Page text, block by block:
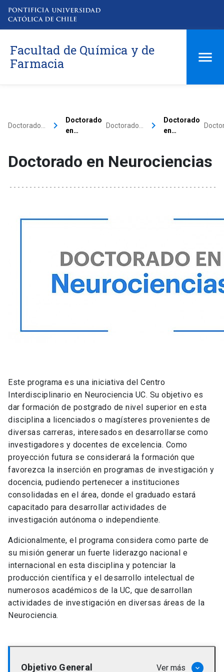
Facultad de Química y de
Farmacia
Doctorado… keyboard_arrow_right
Doctorado
en…
Doctorado… keyboard_arrow_right
Doctorado
en…
Doctorado en Neurociencias
Este programa es una iniciativa del Centro
Interdisciplinario en Neurociencia UC. Su objetivo es
dar formación de postgrado de nivel superior en esta
disciplina a licenciados o magísteres provenientes de
diversas carreras, interesados en desarrollarse como
investigadores y docentes de excelencia. Como
proyección futura se considerará la formación que
favorezca la inserción en programas de investigación y
docencia, pudiendo pertenecer a instituciones
consolidadas en el área, donde el graduado estará
capacitado para desarrollar actividades de
investigación autónoma o independiente.
Adicionalmente, el programa considera como parte de
su misión generar un fuerte liderazgo nacional e
internacional en esta disciplina y potenciar la
producción científica y el desarrollo intelectual de
numerosos académicos de la UC, que desarrollan
actividades de investigación en diversas áreas de la
Neurociencia.
Objetivo General Ver más keyboard_arrow_down